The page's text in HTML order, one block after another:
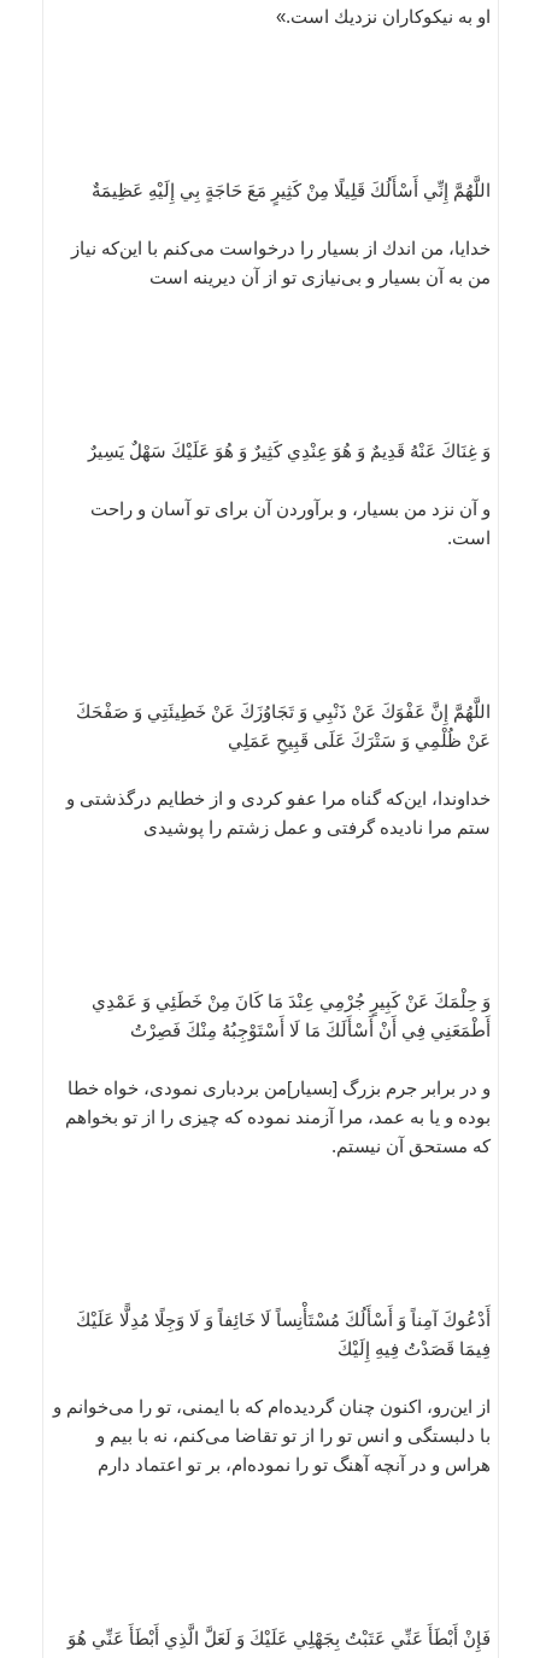
او به نيكوكاران نزديك است.»
اللَّهُمَّ إِنِّي أَسْأَلُكَ قَلِيلًا مِنْ كَثِيرٍ مَعَ حَاجَةٍ بِي إِلَيْهِ عَظِيمَةٌ
خدايا، من اندك از بسيار را درخواست مى‌كنم با اين‌كه نياز
من به آن بسيار و بى‌نيازى تو از آن ديرينه است
وَ غِنَاكَ عَنْهُ قَدِيمٌ وَ هُوَ عِنْدِي كَثِيرٌ وَ هُوَ عَلَيْكَ سَهْلٌ يَسِيرٌ
و آن نزد من بسيار، و برآوردن آن براى تو آسان و راحت
است.
اللَّهُمَّ إِنَّ عَفْوَكَ عَنْ ذَنْبِي وَ تَجَاوُزَكَ عَنْ خَطِيئَتِي وَ صَفْحَكَ
عَنْ ظُلْمِي وَ سَتْرَكَ عَلَى قَبِيحِ عَمَلِي
خداوندا، اين‌كه گناه مرا عفو كردى و از خطايم درگذشتى و
ستم مرا ناديده گرفتى و عمل زشتم را پوشيدى
وَ حِلْمَكَ عَنْ كَبِيرٍ جُرْمِي عِنْدَ مَا كَانَ مِنْ خَطَئِي وَ عَمْدِي
أَطْمَعَنِي فِي أَنْ أَسْأَلَكَ مَا لَا أَسْتَوْجِبُهُ مِنْكَ فَصِرْتُ
و در برابر جرم بزرگ [بسيار]من بردبارى نمودى، خواه خطا
بوده و يا به عمد، مرا آزمند نموده كه چيزى را از تو بخواهم
كه مستحق آن نيستم.
أَدْعُوكَ آمِناً وَ أَسْأَلُكَ مُسْتَأْنِساً لَا خَائِفاً وَ لَا وَجِلًا مُدِلًّا عَلَيْكَ
فِيمَا قَصَدْتُ فِيهِ إِلَيْكَ
از اين‌رو، اكنون چنان گرديده‌ام كه با ايمنى، تو را مى‌خوانم و
با دلبستگى و انس تو را از تو تقاضا مى‌كنم، نه با بيم و
هراس و در آنچه آهنگ تو را نموده‌ام، بر تو اعتماد دارم
فَإِنْ أَبْطَأَ عَنِّي عَتَبْتُ بِجَهْلِي عَلَيْكَ وَ لَعَلَّ الَّذِي أَبْطَأَ عَنِّي هُوَ